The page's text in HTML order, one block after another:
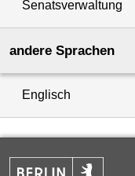
Senatsverwaltung
andere Sprachen
Englisch